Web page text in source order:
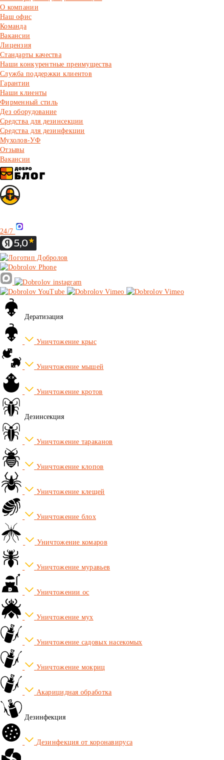
О компании
Наш офис
Команда
Вакансии
Лицензия
Стандарты качества
Наши конкурентные преимущества
Служба поддержки клиентов
Гарантии
Наши клиенты
Фирменный стиль
Дез оборудование
Средства для дезинсекции
Средства для дезинфекции
Мухолов-УФ
Отзывы
Вакансии
24/7
Дератизация
Уничтожение крыс
Уничтожение мышей
Уничтожение кротов
Дезинсекция
Уничтожение тараканов
Уничтожение клопов
Уничтожение клещей
Уничтожение блох
Уничтожение комаров
Уничтожение муравьев
Уничтожении ос
Уничтожение мух
Уничтожение садовых насекомых
Уничтожение мокриц
Акарицидная обработка
Дезинфекция
Дезинфекция от коронавируса